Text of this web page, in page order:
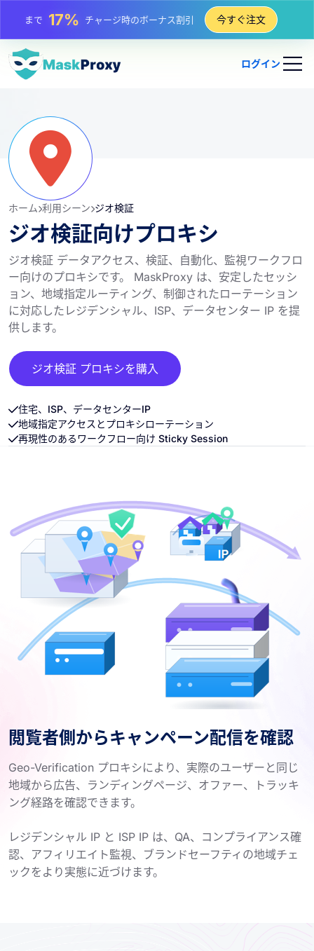
まで25%静的 IP 購入の割引
まで 81%
今すぐ注文
ログイン
ホーム 利用シーン ジオ検証
ジオ検証向けプロキシ
ジオ検証 データアクセス、検証、自動化、監視ワークフロ
ー向けのプロキシです。 MaskProxy は、安定したセッシ
ョン、地域指定ルーティング、制御されたローテーション
に対応したレジデンシャル、ISP、データセンター IP を提
供します。
ジオ検証 プロキシを購入
住宅、ISP、データセンターIP
地域指定アクセスとプロキシローテーション
再現性のあるワークフロー向け Sticky Session
閲覧者側からキャンペーン配信を確認
Geo-Verification プロキシにより、実際のユーザーと同じ
地域から広告、ランディングページ、オファー、トラッキ
ング経路を確認できます。
レジデンシャル IP と ISP IP は、QA、コンプライアンス確
認、アフィリエイト監視、ブランドセーフティの地域チェ
ックをより実態に近づけます。